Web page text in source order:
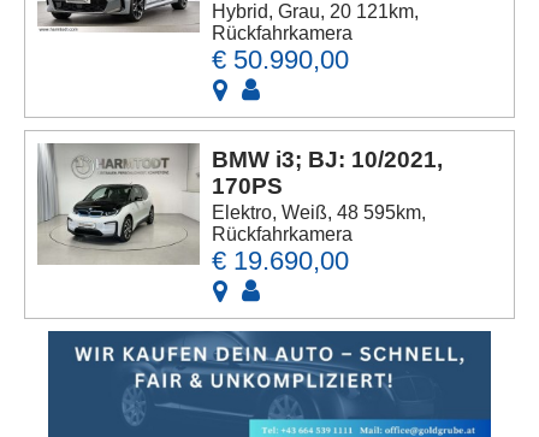
Hybrid, Grau, 20 121km,
Rückfahrkamera
€ 50.990,00
BMW i3; BJ: 10/2021,
170PS
Elektro, Weiß, 48 595km,
Rückfahrkamera
€ 19.690,00